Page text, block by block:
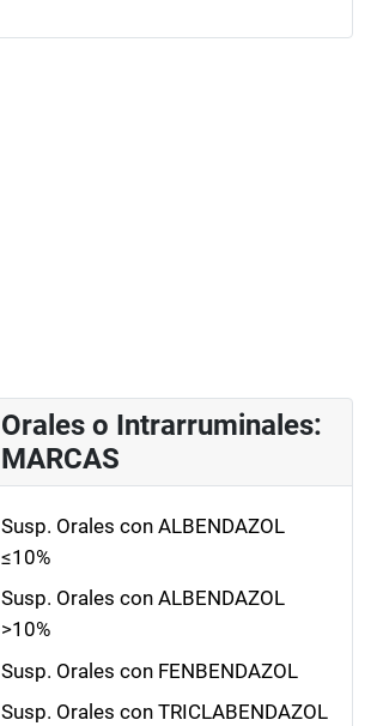
Orales o Intrarruminales:
MARCAS
Susp. Orales con ALBENDAZOL
≤10%
Susp. Orales con ALBENDAZOL
>10%
Susp. Orales con FENBENDAZOL
Susp. Orales con TRICLABENDAZOL